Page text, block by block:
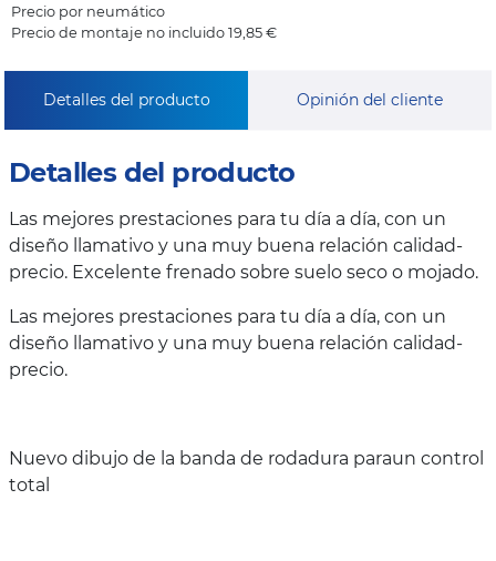
Precio por neumático
Precio de montaje no incluido 19,85 €
Detalles del producto Opinión del cliente
Detalles del producto
Las mejores prestaciones para tu día a día, con un
diseño llamativo y una muy buena relación calidad-
precio. Excelente frenado sobre suelo seco o mojado.
Las mejores prestaciones para tu día a día, con un
diseño llamativo y una muy buena relación calidad-
precio.
Nuevo dibujo de la banda de rodadura paraun control
total